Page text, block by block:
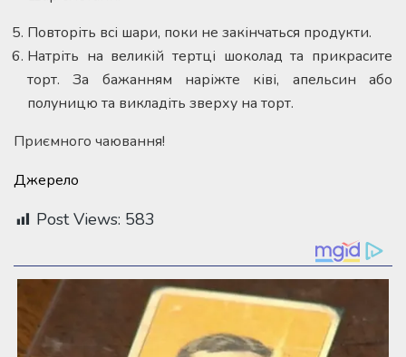
Повторіть всі шари, поки не закінчаться продукти.
Натріть на великій тертці шоколад та прикрасите
торт. За бажанням наріжте ківі, апельсин або
полуницю та викладіть зверху на торт.
Приємного чаювання!
Джерело
Post Views: 583